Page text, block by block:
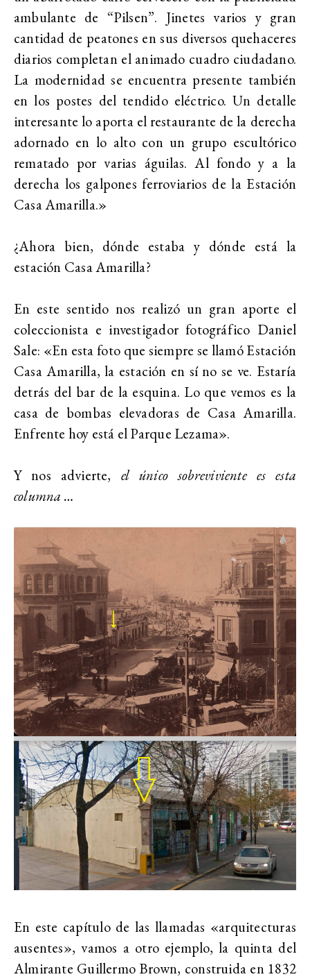
ambulante de “Pilsen”. Jinetes varios y gran
cantidad de peatones en sus diversos quehaceres
diarios completan el animado cuadro ciudadano.
La modernidad se encuentra presente también
en los postes del tendido eléctrico. Un detalle
interesante lo aporta el restaurante de la derecha
adornado en lo alto con un grupo escultórico
rematado por varias águilas. Al fondo y a la
derecha los galpones ferroviarios de la Estación
Casa Amarilla.»
¿Ahora bien, dónde estaba y dónde está la
estación Casa Amarilla?
En este sentido nos realizó un gran aporte el
coleccionista e investigador fotográfico Daniel
Sale: «En esta foto que siempre se llamó Estación
Casa Amarilla, la estación en sí no se ve. Estaría
detrás del bar de la esquina. Lo que vemos es la
casa de bombas elevadoras de Casa Amarilla.
Enfrente hoy está el Parque Lezama».
Y nos advierte, el único sobreviviente es esta
columna …
En este capítulo de las llamadas «arquitecturas
ausentes», vamos a otro ejemplo, la quinta del
Almirante Guillermo Brown, construida en 1832